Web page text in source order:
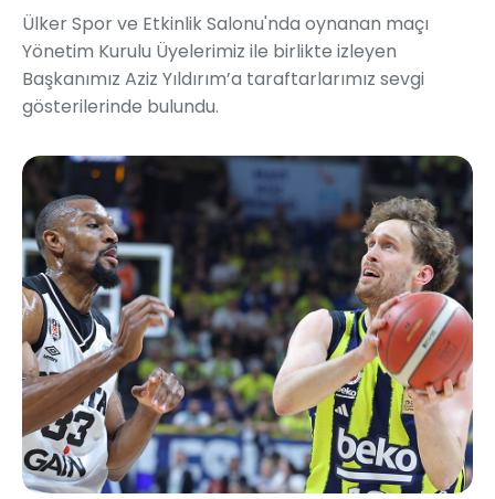
Ülker Spor ve Etkinlik Salonu'nda oynanan maçı
Yönetim Kurulu Üyelerimiz ile birlikte izleyen
Başkanımız Aziz Yıldırım’a taraftarlarımız sevgi
gösterilerinde bulundu.